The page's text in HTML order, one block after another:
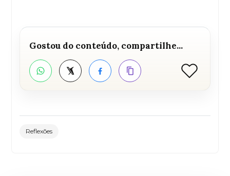
Gostou do conteúdo, compartilhe...
WhatsAppTwitter FacebookCopiar link Curtir
Reflexões